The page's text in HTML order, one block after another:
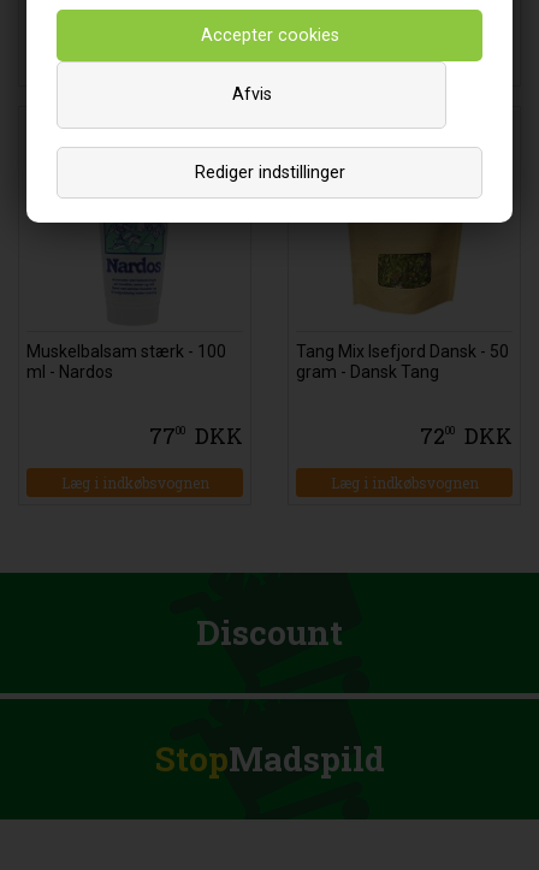
Rediger indstillinger
Afvis
5400 DKK
Læg i indkøbsvognen
4800 DKK
Læg i indkøbsvognen
Muskelbalsam stærk - 100
ml - Nardos
7700 DKK
Læg i indkøbsvognen
Tang Mix Isefjord Dansk - 50
gram - Dansk Tang
7200 DKK
Læg i indkøbsvognen
Discount
StopMadspild